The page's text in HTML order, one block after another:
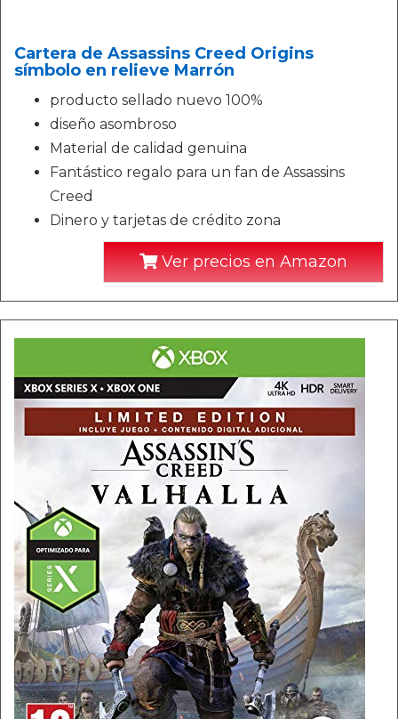
Cartera de Assassins Creed Origins
símbolo en relieve Marrón
producto sellado nuevo 100%
diseño asombroso
Material de calidad genuina
Fantástico regalo para un fan de Assassins
Creed
Dinero y tarjetas de crédito zona
Ver precios en Amazon